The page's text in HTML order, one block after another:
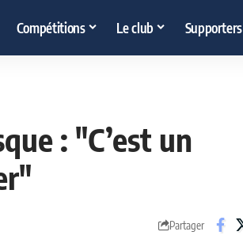
Compétitions Le club Supporters
: "C’est un
Partager